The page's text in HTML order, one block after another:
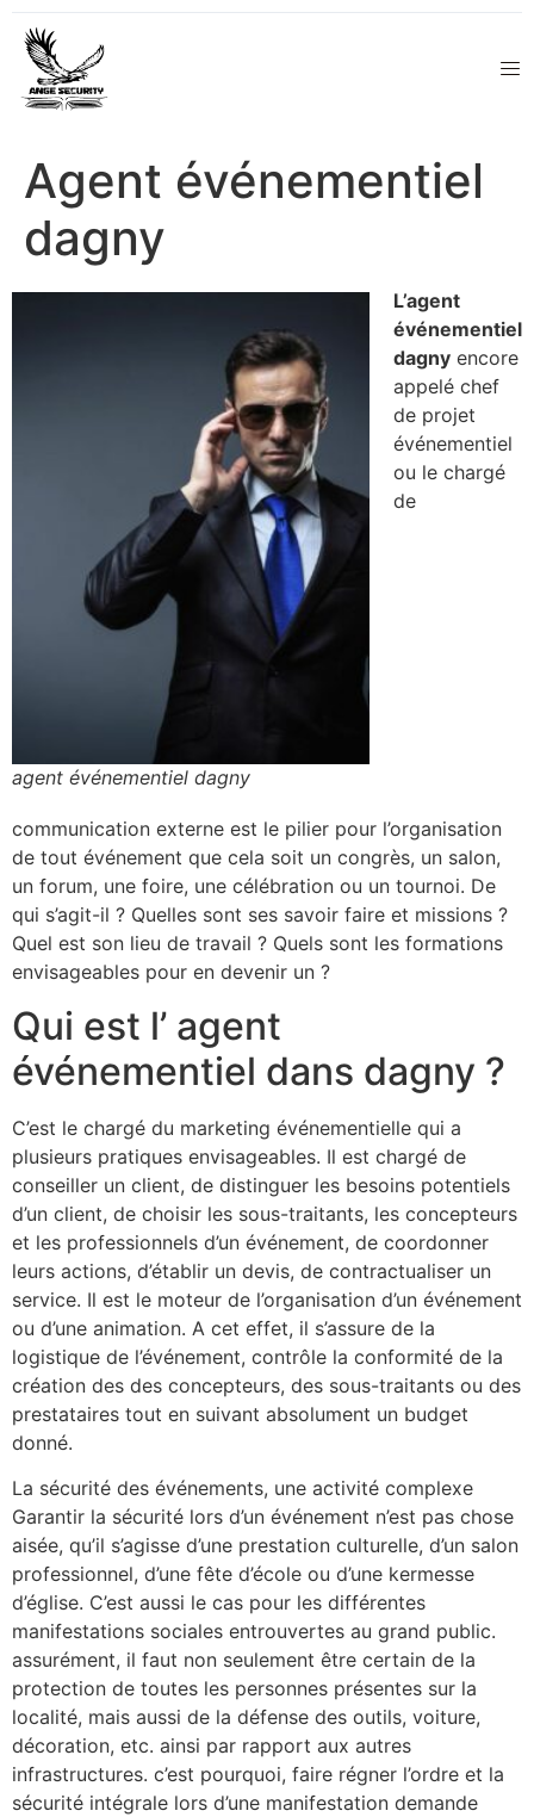
Agent événementiel
dagny
agent événementiel dagny
L’agent
événementiel
dagny encore
appelé chef
de projet
événementiel
ou le chargé
de
communication externe est le pilier pour l’organisation
de tout événement que cela soit un congrès, un salon,
un forum, une foire, une célébration ou un tournoi. De
qui s’agit-il ? Quelles sont ses savoir faire et missions ?
Quel est son lieu de travail ? Quels sont les formations
envisageables pour en devenir un ?
Qui est l’ agent
événementiel dans dagny ?
C’est le chargé du marketing événementielle qui a
plusieurs pratiques envisageables. Il est chargé de
conseiller un client, de distinguer les besoins potentiels
d’un client, de choisir les sous-traitants, les concepteurs
et les professionnels d’un événement, de coordonner
leurs actions, d’établir un devis, de contractualiser un
service. Il est le moteur de l’organisation d’un événement
ou d’une animation. A cet effet, il s’assure de la
logistique de l’événement, contrôle la conformité de la
création des des concepteurs, des sous-traitants ou des
prestataires tout en suivant absolument un budget
donné.
La sécurité des événements, une activité complexe
Garantir la sécurité lors d’un événement n’est pas chose
aisée, qu’il s’agisse d’une prestation culturelle, d’un salon
professionnel, d’une fête d’école ou d’une kermesse
d’église. C’est aussi le cas pour les différentes
manifestations sociales entrouvertes au grand public.
assurément, il faut non seulement être certain de la
protection de toutes les personnes présentes sur la
localité, mais aussi de la défense des outils, voiture,
décoration, etc. ainsi par rapport aux autres
infrastructures. c’est pourquoi, faire régner l’ordre et la
sécurité intégrale lors d’une manifestation demande